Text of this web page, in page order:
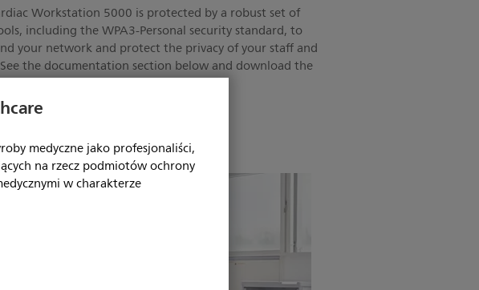
medyczne jako profesjonaliści,
na rzecz podmiotów ochrony
w charakterze
Workstation 5000 is protected by a robust set of
including the WPA3-Personal security standard, to
your network and protect the privacy of your staff and
the documentation section below and download the
to learn more.